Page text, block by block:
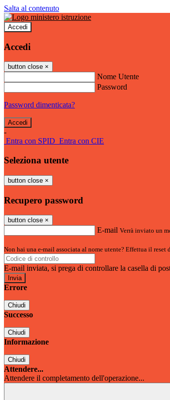
Salta al contenuto
Accedi
Accedi
button close ×
Nome Utente
Password
Password dimenticata?
-
Entra con SPID Entra con CIE
Seleziona utente
button close ×
Recupero password
button close ×
E-mail Verrà inviato un
Non hai una e-mail associata al nome utente? Effettua il reset
E-mail inviata, si prega di controllare la casella di
Errore
Chiudi
Successo
Chiudi
Informazione
Chiudi
Attendere...
Attendere il completamento dell'operazione...